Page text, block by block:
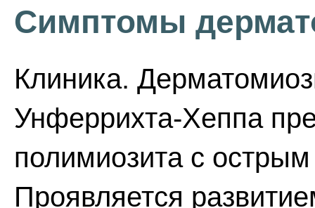
Симптомы
Клиника.
Унферрихта-Хеппа
полимиозита с
Проявляется